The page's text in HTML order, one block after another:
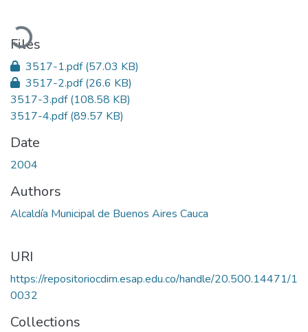
Loading...
Files
3517-1.pdf(57.03 KB)
3517-2.pdf(26.6 KB)
3517-3.pdf(108.58 KB)
3517-4.pdf(89.57 KB)
Date
2004
Authors
Alcaldía Municipal de Buenos Aires Cauca
URI
https://repositoriocdim.esap.edu.co/handle/20.500.14471/1
0032
Collections